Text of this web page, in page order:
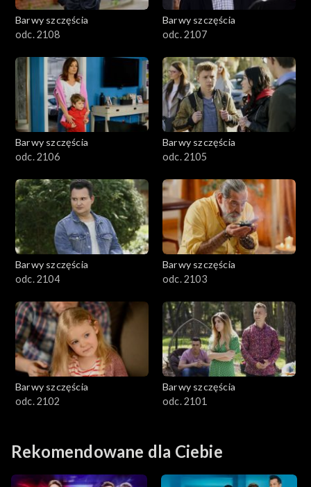
Barwy szczęścia
odc. 2108
Barwy szczęścia
odc. 2107
Barwy szczęścia
odc. 2106
Barwy szczęścia
odc. 2105
Barwy szczęścia
odc. 2104
Barwy szczęścia
odc. 2103
Barwy szczęścia
odc. 2102
Barwy szczęścia
odc. 2101
Rekomendowane dla Ciebie